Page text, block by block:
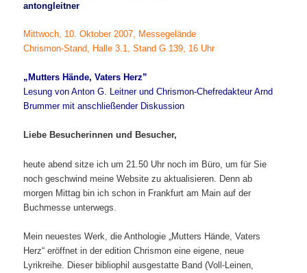
antongleitner
Mittwoch, 10. Oktober 2007, Messegelände
Chrismon-Stand, Halle 3.1, Stand G 139, 16 Uhr
„Mutters Hände, Vaters Herz”
Lesung von Anton G. Leitner und Chrismon-Chefredakteur Arnd
Brummer mit anschließender Diskussion
Liebe Besucherinnen und Besucher,
heute abend sitze ich um 21.50 Uhr noch im Büro, um für Sie
noch geschwind meine Website zu aktualisieren. Denn ab
morgen Mittag bin ich schon in Frankfurt am Main auf der
Buchmesse unterwegs.
Mein neuestes Werk, die Anthologie „Mutters Hände, Vaters
Herz“ eröffnet in der edition Chrismon eine eigene, neue
Lyrikreihe. Dieser bibliophil ausgestatte Band (Voll-Leinen,